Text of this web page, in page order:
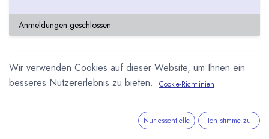
Anmeldungen geschlossen
NOV
Wir verwenden Cookies auf dieser Website, um Ihnen ein
besseres Nutzererlebnis zu bieten.
Cookie-Richtlinien
Nur essentielle Ich stimme zu